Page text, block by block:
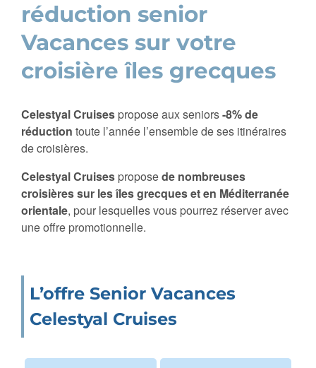
réduction senior
Vacances sur votre
croisière îles grecques
Celestyal Cruises propose aux seniors-8% de
réduction toute l’année l’ensemble de ses itinéraires
de croisières.
Celestyal Cruises proposede nombreuses
croisières sur les îles grecques et en Méditerranée
orientale, pour lesquelles vous pourrez réserver avec
une offre promotionnelle.
L’offre Senior Vacances
Celestyal Cruises